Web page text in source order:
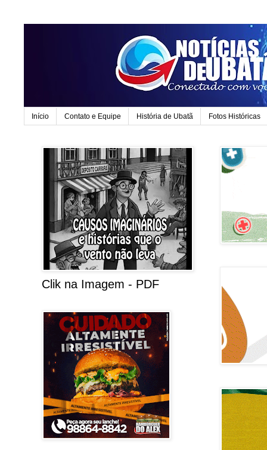
Início Contato e Equipe História de Ubatã Fotos Históricas
Clik na Imagem - PDF